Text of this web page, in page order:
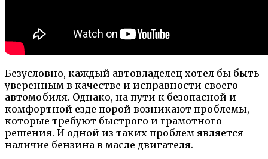
Безусловно, каждый автовладелец хотел бы быть
уверенным в качестве и исправности своего
автомобиля. Однако, на пути к безопасной и
комфортной езде порой возникают проблемы,
которые требуют быстрого и грамотного
решения. И одной из таких проблем является
наличие бензина в масле двигателя.